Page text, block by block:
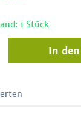
1 Stück
In den